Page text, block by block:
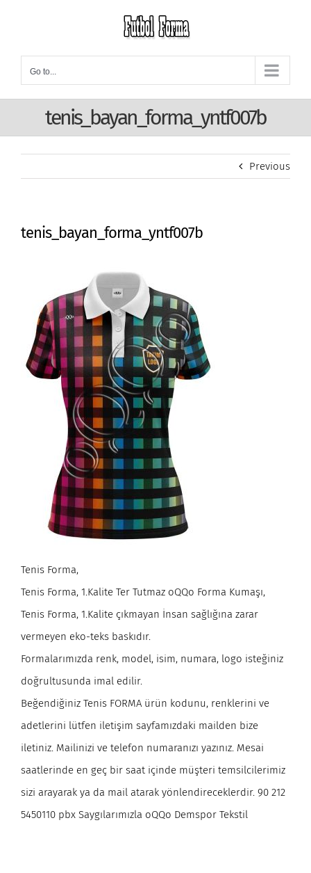
content
Go to...
tenis_bayan_forma_yntf007b
Previous
tenis_bayan_forma_yntf007b
Tenis Forma,
Tenis Forma, 1.Kalite Ter Tutmaz oQQo Forma Kumaşı,
Tenis Forma, 1.Kalite çıkmayan İnsan sağlığına zarar
vermeyen eko-teks baskıdır.
Formalarımızda renk, model, isim, numara, logo isteğiniz
doğrultusunda imal edilir.
Beğendiğiniz Tenis FORMA ürün kodunu, renklerini ve
adetlerini lütfen iletişim sayfamızdaki mailden bize
iletiniz. Mailinizi ve telefon numaranızı yazınız. Mesai
saatlerinde en geç bir saat içinde müşteri temsilcilerimiz
sizi arayarak ya da mail atarak yönlendireceklerdir. 90 212
5450110 pbx Saygılarımızla oQQo Demspor Tekstil